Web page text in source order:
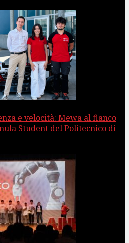
e velocità: Mewa al fianco
Student del Politecnico di